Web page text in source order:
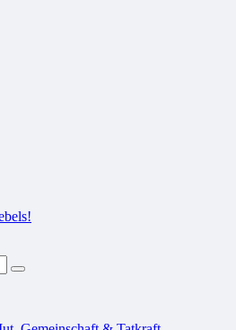
Suchen